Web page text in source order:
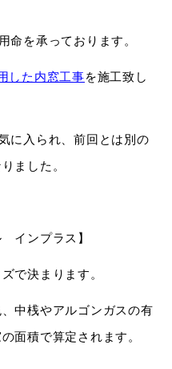
命を承っております。
した内窓工事を施工致し
に入られ、前回とは別の
ました。
インプラス】
で決まります。
中桟やアルゴンガスの有
面積で算定されます。